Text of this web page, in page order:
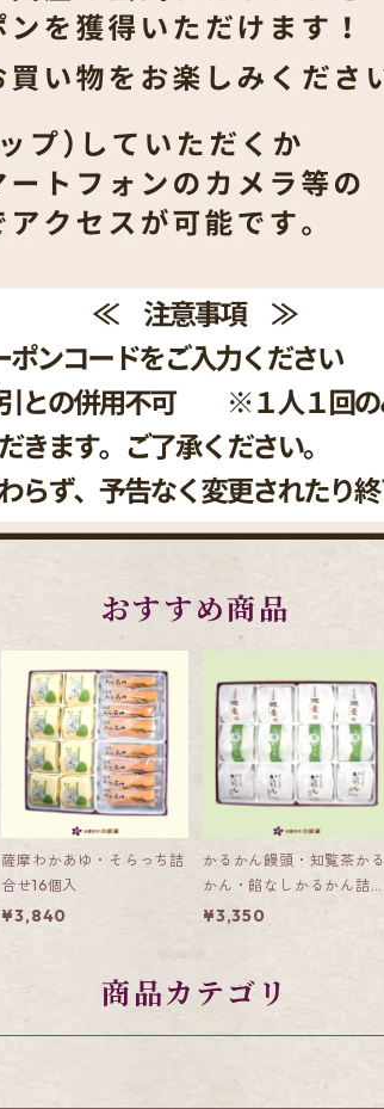
おすすめ商品
薩摩わかあゆ・そらっち詰
合せ16個入
¥3,840
かるかん饅頭・知覧茶かる
かん・餡なしかるかん詰合
せ12個入
¥3,350
商品カテゴリ